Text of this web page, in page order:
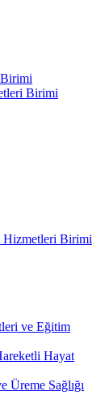
Birimi
Hizmetleri Birimi
ve Eğitim
Hayat
Üreme Sağlığı